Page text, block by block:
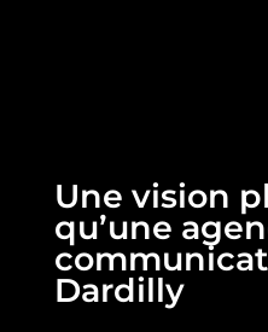
Une vision
qu’une
Dardilly